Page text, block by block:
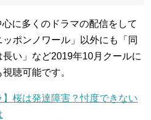
に多くのドラマの配信をして
ポンノワール」以外にも「同
い」など2019年10月クールに
聴可能です。
】桜は発達障害？忖度できない